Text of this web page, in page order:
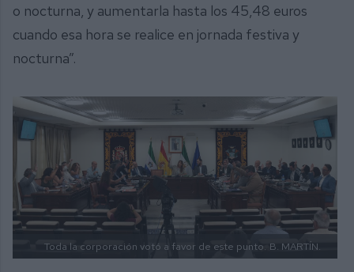
o nocturna, y aumentarla hasta los 45,48 euros
cuando esa hora se realice en jornada festiva y
nocturna”.
Toda la corporación votó a favor de este punto. B. MARTÍN.